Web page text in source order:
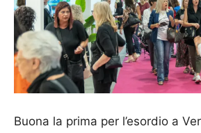
Buona la prima per l’esordio a